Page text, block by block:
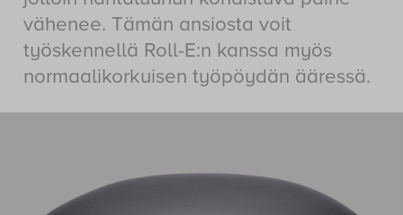
vähenee. Tämän ansiosta voit
työskennellä Roll-E:n kanssa myös
normaalikorkuisen työpöydän ääressä.